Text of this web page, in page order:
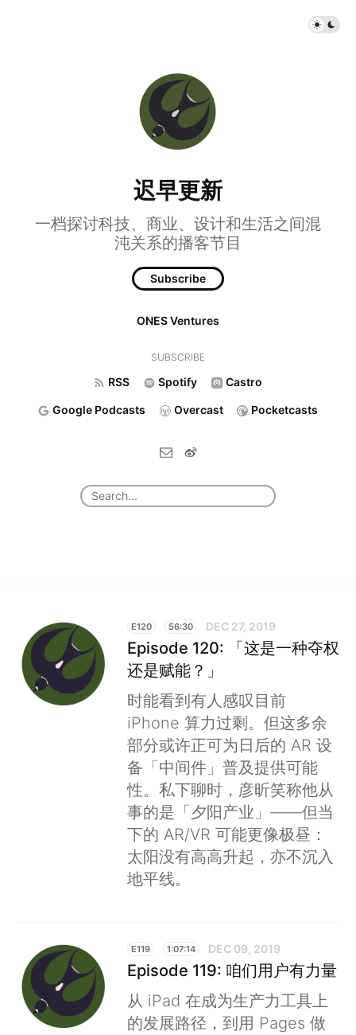
迟早更新
一档探讨科技、商业、设计和生活之间混
沌关系的播客节目
Subscribe
ONES Ventures
SUBSCRIBE
RSS Spotify Castro
Google Podcasts Overcast Pocketcasts
E120 56:30 DEC 27, 2019
Episode 120: 「这是一种夺权
还是赋能？」
时能看到有人感叹目前
iPhone 算力过剩。但这多余
部分或许正可为日后的 AR 设
备「中间件」普及提供可能
性。私下聊时，彦昕笑称他从
事的是「夕阳产业」——但当
下的 AR/VR 可能更像极昼：
太阳没有高高升起，亦不沉入
地平线。
E119 1:07:14 DEC 09, 2019
Episode 119: 咱们用户有力量
从 iPad 在成为生产力工具上
的发展路径，到用 Pages 做